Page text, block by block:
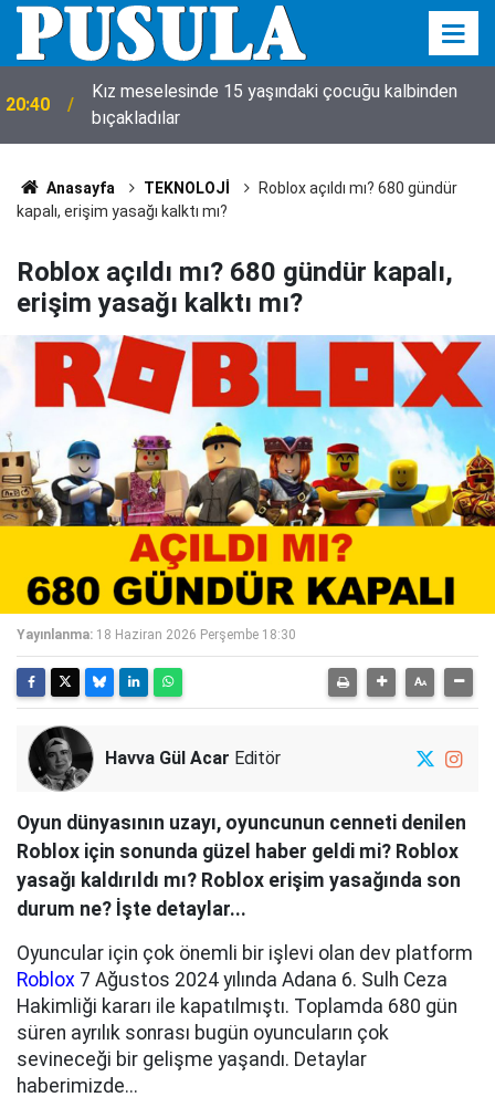
20:35 Komşuda, çalışmak 10 gün yasaklandı!
Anasayfa TEKNOLOJİ
Roblox açıldı mı? 680 gündür
kapalı, erişim yasağı kalktı mı?
Roblox açıldı mı? 680 gündür kapalı,
erişim yasağı kalktı mı?
Yayınlanma: 18 Haziran 2026 Perşembe 18:30
Havva Gül Acar Editör
Oyun dünyasının uzayı, oyuncunun cenneti denilen
Roblox için sonunda güzel haber geldi mi? Roblox
yasağı kaldırıldı mı? Roblox erişim yasağında son
durum ne? İşte detaylar...
Oyuncular için çok önemli bir işlevi olan dev platform
Roblox 7 Ağustos 2024 yılında Adana 6. Sulh Ceza
Hakimliği kararı ile kapatılmıştı. Toplamda 680 gün
süren ayrılık sonrası bugün oyuncuların çok
sevineceği bir gelişme yaşandı. Detaylar
haberimizde...